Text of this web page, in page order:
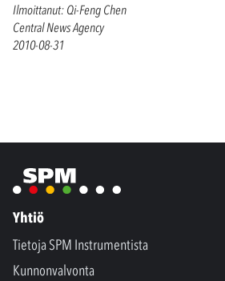
Ilmoittanut: Qi-Feng Chen
Central News Agency
2010-08-31
Yhtiö
Tietoja SPM Instrumentista
Kunnonvalvonta